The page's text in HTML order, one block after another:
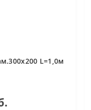
L=1,0м